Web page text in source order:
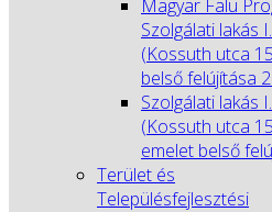
Magyar Falu
Szolgálati lakás
(Kossuth utca
belső felújítása
Szolgálati lakás
(Kossuth utca
emelet belső
Terület és
Településfejlesztési